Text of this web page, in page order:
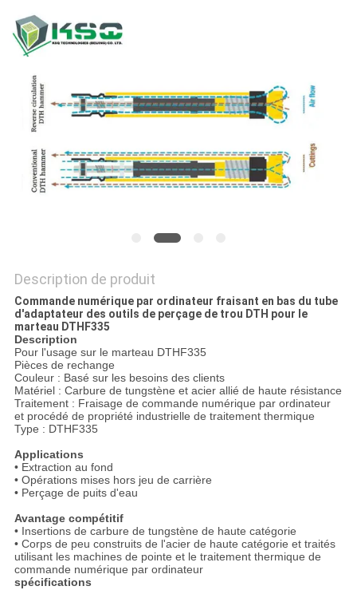
PLAN
DU
SITE
PRIVACY
POLICY
Description de produit
Commande numérique par ordinateur fraisant en bas du tube
d'adaptateur des outils de perçage de trou DTH pour le
marteau DTHF335
Description
Pour l'usage sur le marteau DTHF335
Pièces de rechange
Couleur : Basé sur les besoins des clients
Matériel : Carbure de tungstène et acier allié de haute résistance
Traitement : Fraisage de commande numérique par ordinateur
et procédé de propriété industrielle de traitement thermique
Type : DTHF335
Applications
• Extraction au fond
• Opérations mises hors jeu de carrière
• Perçage de puits d'eau
Avantage compétitif
• Insertions de carbure de tungstène de haute catégorie
• Corps de peu construits de l'acier de haute catégorie et traités
utilisant les machines de pointe et le traitement thermique de
commande numérique par ordinateur
spécifications